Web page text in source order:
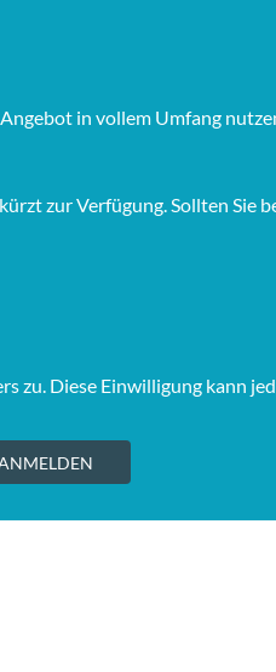
in vollem Umfang
zur Verfügung. Sollten
zu. Diese Einwilligung kann